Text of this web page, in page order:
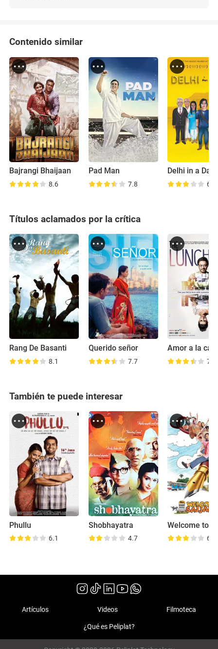
Contenido similar
Bajrangi Bhaijaan
8.6
Pad Man
7.8
Delhi in a Day
6.2
Títulos aclamados por la crítica
Rang De Basanti
8.1
Querido señor
7.7
Amor a la
7.9
También te puede interesar
Phullu
6.1
Shobhayatra
4.7 6.9
Artículos Videos Filmoteca
¿Qué es Peliplat?